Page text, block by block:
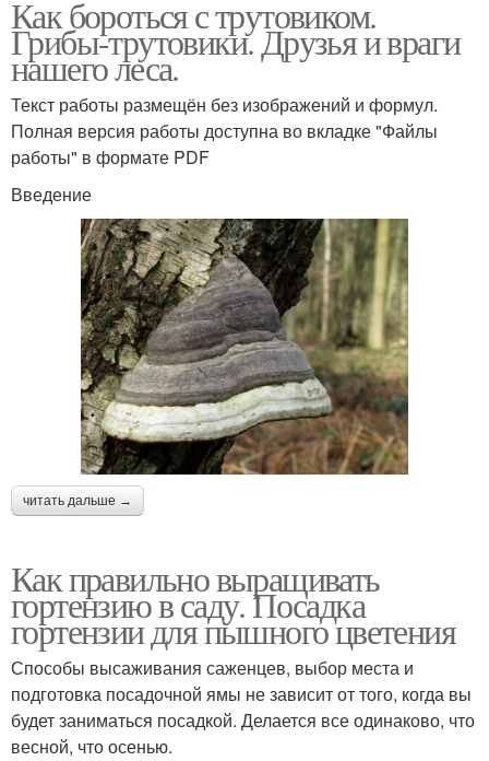
Как бороться с трутовиком.
Грибы-трутовики. Друзья и враги
нашего леса.
Текст работы размещён без изображений и формул.
Полная версия работы доступна во вкладке "Файлы
работы" в формате PDF
Введение
читать дальше →
Как правильно выращивать
гортензию в саду. Посадка
гортензии для пышного цветения
Способы высаживания саженцев, выбор места и
подготовка посадочной ямы не зависит от того, когда вы
будет заниматься посадкой. Делается все одинаково, что
весной, что осенью.